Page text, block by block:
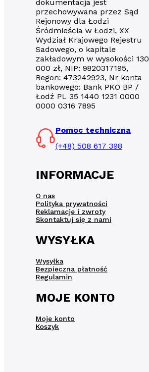
dokumentacja jest
przechowywana przez Sąd
Rejonowy dla Łodzi
Śródmieścia w Łodzi, XX
Wydział Krajowego Rejestru
Sadowego, o kapitale
zakładowym w wysokości 130
000 zł, NIP: 9820317195,
Regon: 473242923, Nr konta
bankowego: Bank PKO BP /
Łodź PL 35 1440 1231 0000
0000 0316 7895
Pomoc techniczna
(+48) 508 617 398
INFORMACJE
O nas
Polityka prywatności
Reklamacje i zwroty
Skontaktuj się z nami
WYSYŁKA
Wysyłka
Bezpieczna płatność
Regulamin
MOJE KONTO
Moje konto
Koszyk